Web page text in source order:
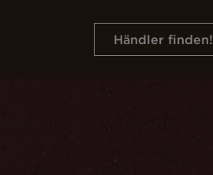
Händler finden!